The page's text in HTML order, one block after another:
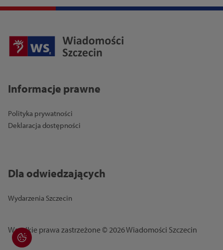
Informacje prawne
Polityka prywatności
Deklaracja dostępności
Dla odwiedzających
Wydarzenia Szczecin
Wszelkie prawa zastrzeżone © 2026 Wiadomości Szczecin